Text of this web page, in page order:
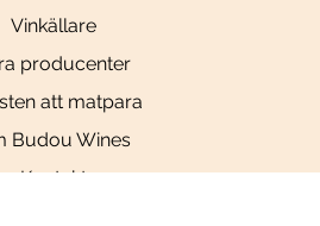
Vinkällare
producenter
att matpara
Budou Wines
Kontakt